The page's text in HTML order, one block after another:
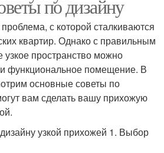
по дизайну
с которой сталкиваются
квартир. Однако с правильным
пространство можно
функциональное помещение. В
основные советы по
вам сделать вашу прихожую
узкой прихожей 1. Выбор